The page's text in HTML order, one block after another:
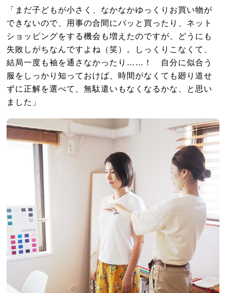
「まだ子どもが小さく、なかなかゆっくりお買い物が
できないので、用事の合間にパッと買ったり、ネット
ショッピングをする機会も増えたのですが、どうにも
失敗しがちなんですよね（笑）。しっくりこなくて、
結局一度も袖を通さなかったり……！ 自分に似合う
服をしっかり知っておけば、時間がなくても廻り道せ
ずに正解を選べて、無駄遣いもなくなるかな、と思い
ました」